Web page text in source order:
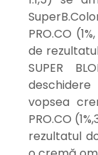
PRO.CO
de
SUPER
vopsea
PRO.CO
rezultatul